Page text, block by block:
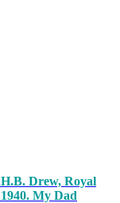
Drew, Royal
My Dad